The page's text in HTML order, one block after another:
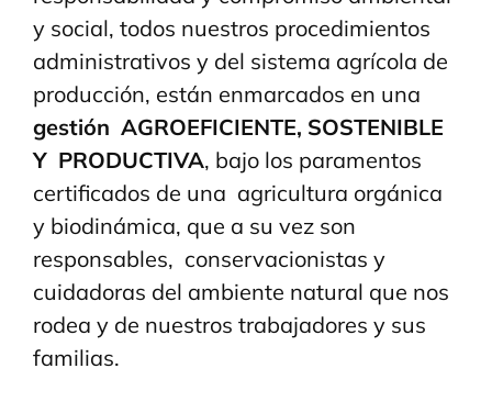
y social, todos nuestros procedimientos
administrativos y del sistema agrícola de
producción, están enmarcados en una
gestión AGROEFICIENTE, SOSTENIBLE
Y PRODUCTIVA, bajo los paramentos
certificados de una agricultura orgánica
y biodinámica, que a su vez son
responsables, conservacionistas y
cuidadoras del ambiente natural que nos
rodea y de nuestros trabajadores y sus
familias.